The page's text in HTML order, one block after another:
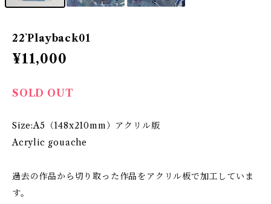
22`Playback01
¥11,000
SOLD OUT
Size:A5（148x210mm）アクリル版
Acrylic gouache
過去の作品から切り取った作品をアクリル板で加工していま
す。